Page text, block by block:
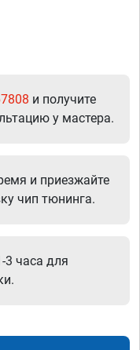
и получите
у мастера.
и приезжайте
чип тюнинга.
3 часа для